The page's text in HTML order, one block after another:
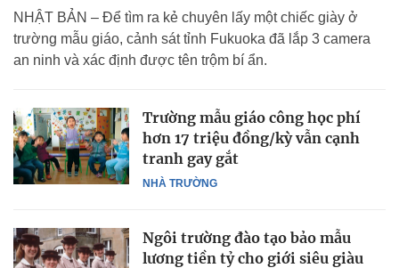
NHẬT BẢN – Để tìm ra kẻ chuyên lấy một chiếc giày ở
trường mẫu giáo, cảnh sát tỉnh Fukuoka đã lắp 3 camera
an ninh và xác định được tên trộm bí ẩn.
NHÀ TRƯỜNG
Trường mẫu giáo công học phí
hơn 17 triệu đồng/kỳ vẫn cạnh
tranh gay gắt
Ngôi trường đào tạo bảo mẫu
lương tiền tỷ cho giới siêu giàu